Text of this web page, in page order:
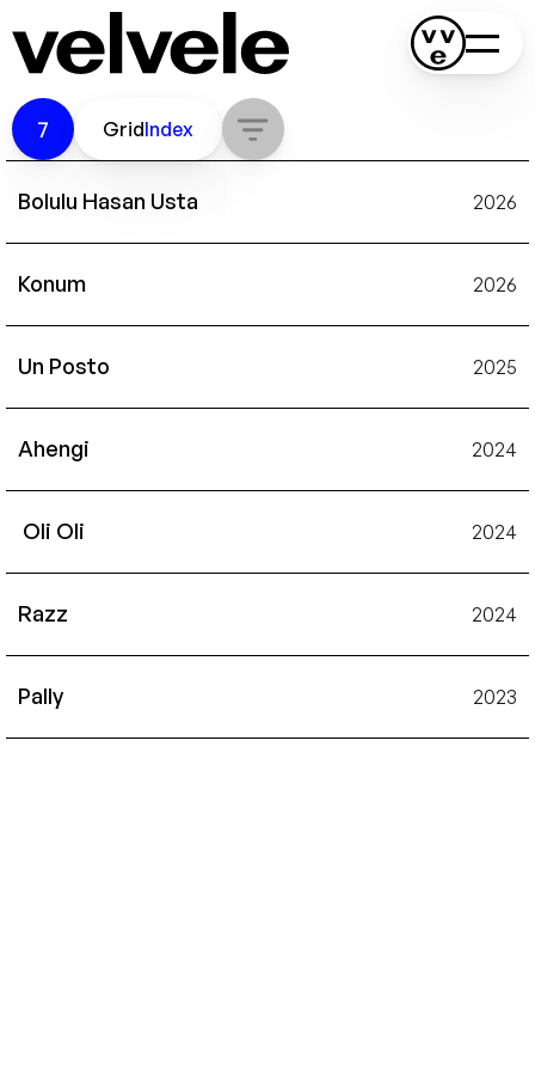
7 GridIndex
Bolulu Hasan Usta 2026
Konum 2026
Un Posto 2025
Ahengi 2024
Oli Oli 2024
Razz 2024
Pally 2023